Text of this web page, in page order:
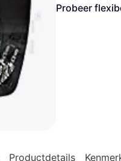
Probeer
Productdetails